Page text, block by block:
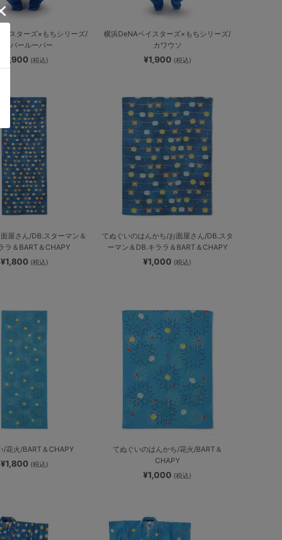
イスターズ×もちシリーズ/
ウーパールーパー
¥1,900 (税込)
横浜DeNAベイスターズ×もちシリーズ/
カワウソ
¥1,900 (税込)
屋さん/DB.スターマン＆
ラ＆BART＆CHAPY
¥1,800 (税込)
てぬぐいのはんかち/お面屋さん/DB.スタ
ーマン＆DB.キララ＆BART＆CHAPY
¥1,000 (税込)
/花火/BART＆CHAPY
¥1,800 (税込)
てぬぐいのはんかち/花火/BART＆
CHAPY
¥1,000 (税込)